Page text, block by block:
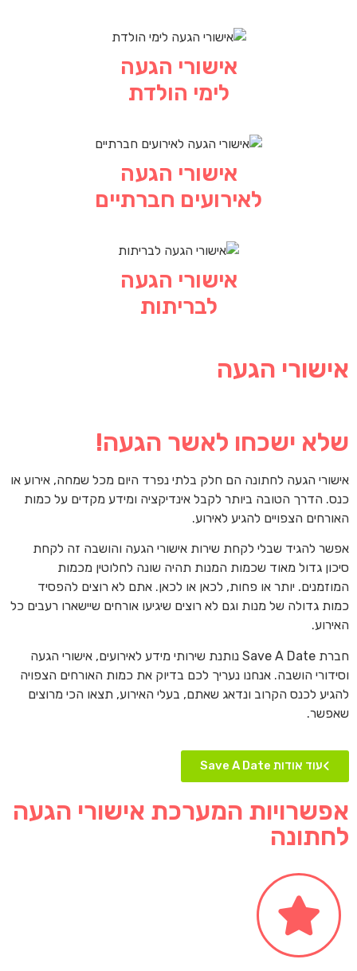
אישורי הגעה
לימי הולדת
אישורי הגעה
לאירועים חברתיים
אישורי הגעה
לבריתות
אישורי הגעה
שלא ישכחו לאשר הגעה!
אישורי הגעה לחתונה הם חלק בלתי נפרד היום מכל שמחה, אירוע או
כנס. הדרך הטובה ביותר לקבל אינדיקציה ומידע מקדים על כמות
האורחים הצפויים להגיע לאירוע.
אפשר להגיד שבלי לקחת שירות אישורי הגעה והושבה זה לקחת
סיכון גדול מאוד שכמות המנות תהיה שונה לחלוטין מכמות
המוזמנים. יותר או פחות, לכאן או לכאן. אתם לא רוצים להפסיד
כמות גדולה של מנות וגם לא רוצים שיגיעו אורחים שיישארו רעבים כל
האירוע.
חברת Save A Date נותנת שירותי מידע לאירועים, אישורי הגעה
וסידורי הושבה. אנחנו נעריך לכם בדיוק את כמות האורחים הצפויה
להגיע לכנס הקרוב ונדאג שאתם, בעלי האירוע, תצאו הכי מרוצים
שאפשר.
עוד אודות Save A Date
אפשרויות המערכת אישורי הגעה
לחתונה